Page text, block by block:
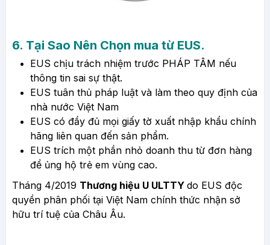
6. Tại Sao Nên Chọn mua từ EUS.
EUS chịu trách nhiệm trước PHÁP TÂM nếu
thông tin sai sự thật.
EUS tuân thủ pháp luật và làm theo quy định của
nhà nước Việt Nam
EUS có đầy đủ mọi giấy tờ xuất nhập khẩu chính
hãng liên quan đến sản phẩm.
EUS trích một phần nhỏ doanh thu từ đơn hàng
để ủng hộ trẻ em vùng cao.
Tháng 4/2019 Thương hiệu U ULTTY do EUS độc
quyền phân phối tại Việt Nam chính thức nhận sở
hữu trí tuệ của Châu Âu.